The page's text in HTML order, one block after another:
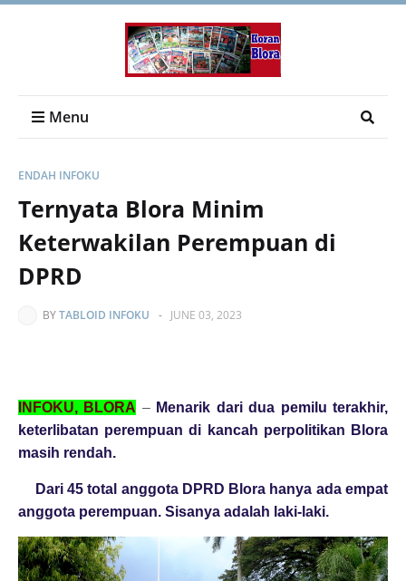
Menu
ENDAH INFOKU
Ternyata Blora Minim
Keterwakilan Perempuan di
DPRD
BYTABLOID INFOKU - JUNE 03, 2023
INFOKU, BLORA – Menarik dari dua pemilu terakhir,
keterlibatan perempuan di kancah perpolitikan Blora
masih rendah.
Dari 45 total anggota DPRD Blora hanya ada empat
anggota perempuan. Sisanya adalah laki-laki.